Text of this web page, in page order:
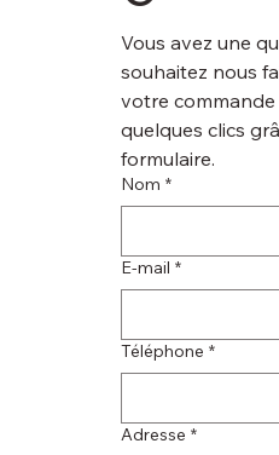
Vous avez une
souhaitez nous
votre commande
quelques clics
formulaire.
Nom *
E‑mail *
Téléphone *
Adresse *